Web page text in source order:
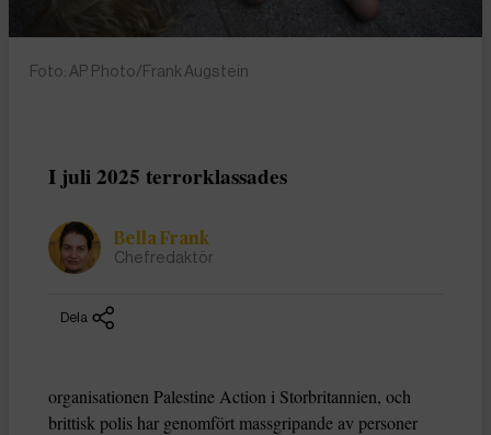
Foto: AP Photo/Frank Augstein
I juli 2025 terrorklassades
Bella Frank
Chefredaktör
Dela
organisationen Palestine Action i Storbritannien, och
brittisk polis har genomfört massgripande av personer